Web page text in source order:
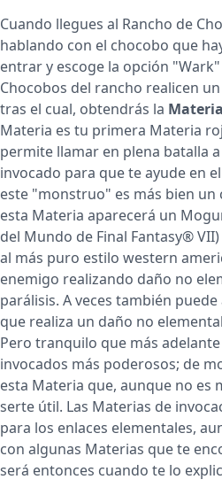
Cuando llegues al Rancho de
hablando con el chocobo que
entrar y escoge la opción
Chocobos del rancho realicen
tras el cual, obtendrás la
Materia es tu primera Materia
permite llamar en plena batalla
invocado para que te ayude en
este "monstruo" es más bien un
esta Materia aparecerá un
del Mundo de Final Fantasy®
al más puro estilo western
enemigo realizando daño no
parálisis. A veces también
que realiza un daño no
Pero tranquilo que más
invocados más poderosos; de
esta Materia que, aunque no es
serte útil. Las Materias de
para los enlaces elementales,
con algunas Materias que te
será entonces cuando te lo